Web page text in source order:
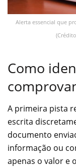
Alerta essencial que
Como
A primeira pista
escrita
documento
informação ou
apenas o valor e